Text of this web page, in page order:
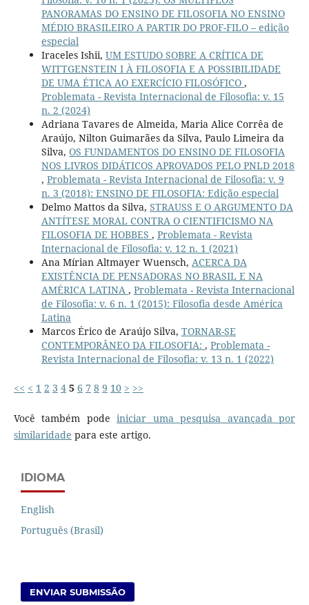
PANORAMAS DO ENSINO DE FILOSOFIA NO ENSINO
MÉDIO BRASILEIRO A PARTIR DO PROF-FILO – edição
especial
Iraceles Ishii, UM ESTUDO SOBRE A CRÍTICA DE
WITTGENSTEIN I À FILOSOFIA E A POSSIBILIDADE
DE UMA ÉTICA AO EXERCÍCIO FILOSÓFICO ,
Problemata - Revista Internacional de Filosofia: v. 15
n. 2 (2024)
Adriana Tavares de Almeida, Maria Alice Corrêa de
Araújo, Nilton Guimarães da Silva, Paulo Limeira da
Silva, OS FUNDAMENTOS DO ENSINO DE FILOSOFIA
NOS LIVROS DIDÁTICOS APROVADOS PELO PNLD 2018
, Problemata - Revista Internacional de Filosofia: v. 9
n. 3 (2018): ENSINO DE FILOSOFIA: Edição especial
Delmo Mattos da Silva, STRAUSS E O ARGUMENTO DA
ANTÍTESE MORAL CONTRA O CIENTIFICISMO NA
FILOSOFIA DE HOBBES , Problemata - Revista
Internacional de Filosofia: v. 12 n. 1 (2021)
Ana Mírian Altmayer Wuensch, ACERCA DA
EXISTÊNCIA DE PENSADORAS NO BRASIL E NA
AMÉRICA LATINA , Problemata - Revista Internacional
de Filosofia: v. 6 n. 1 (2015): Filosofia desde América
Latina
Marcos Érico de Araújo Silva, TORNAR-SE
CONTEMPORÂNEO DA FILOSOFIA: , Problemata -
Revista Internacional de Filosofia: v. 13 n. 1 (2022)
<< < 1 2 3 4 5 6 7 8 9 10 > >>
Você também podeiniciar uma pesquisa avançada por
similaridade para este artigo.
IDIOMA
English
Português (Brasil)
ENVIAR SUBMISSÃO